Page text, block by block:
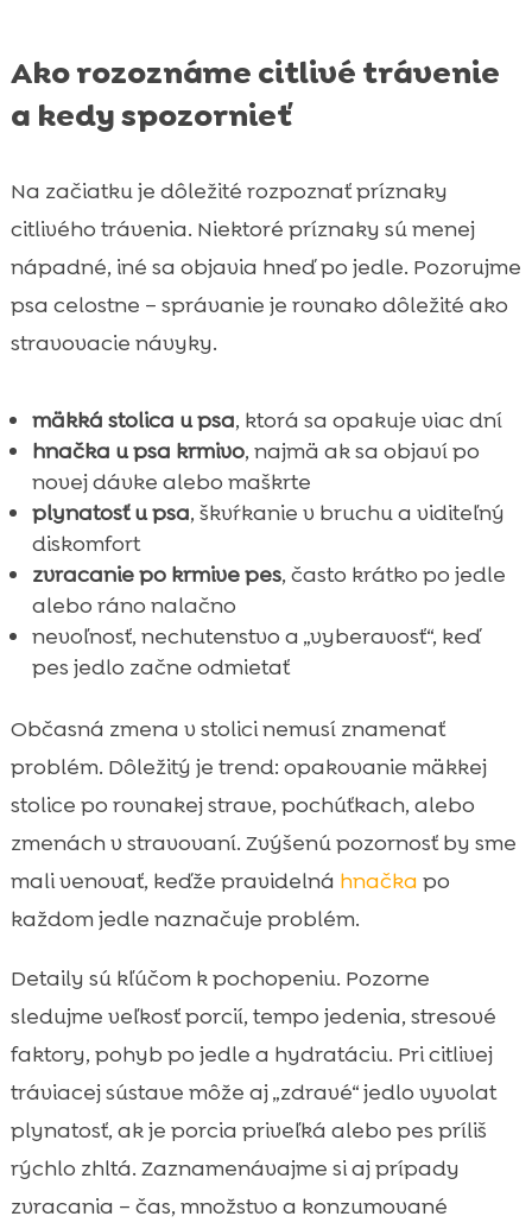
Ako rozoznáme citlivé trávenie
a kedy spozornieť
Na začiatku je dôležité rozpoznať príznaky
citlivého trávenia. Niektoré príznaky sú menej
nápadné, iné sa objavia hneď po jedle. Pozorujme
psa celostne – správanie je rovnako dôležité ako
stravovacie návyky.
mäkká stolica u psa, ktorá sa opakuje viac dní
hnačka u psa krmivo, najmä ak sa objaví po
novej dávke alebo maškrte
plynatosť u psa, škvŕkanie v bruchu a viditeľný
diskomfort
zvracanie po krmive pes, často krátko po jedle
alebo ráno nalačno
nevoľnosť, nechutenstvo a „vyberavosť“, keď
pes jedlo začne odmietať
Občasná zmena v stolici nemusí znamenať
problém. Dôležitý je trend: opakovanie mäkkej
stolice po rovnakej strave, pochúťkach, alebo
zmenách v stravovaní. Zvýšenú pozornosť by sme
mali venovať, keďže pravidelná hnačka po
každom jedle naznačuje problém.
Detaily sú kľúčom k pochopeniu. Pozorne
sledujme veľkosť porcií, tempo jedenia, stresové
faktory, pohyb po jedle a hydratáciu. Pri citlivej
tráviacej sústave môže aj „zdravé“ jedlo vyvolat
plynatosť, ak je porcia priveľká alebo pes príliš
rýchlo zhltá. Zaznamenávajme si aj prípady
zvracania – čas, množstvo a konzumované